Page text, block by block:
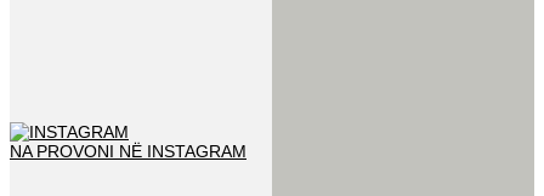
NA PROVONI NË INSTAGRAM